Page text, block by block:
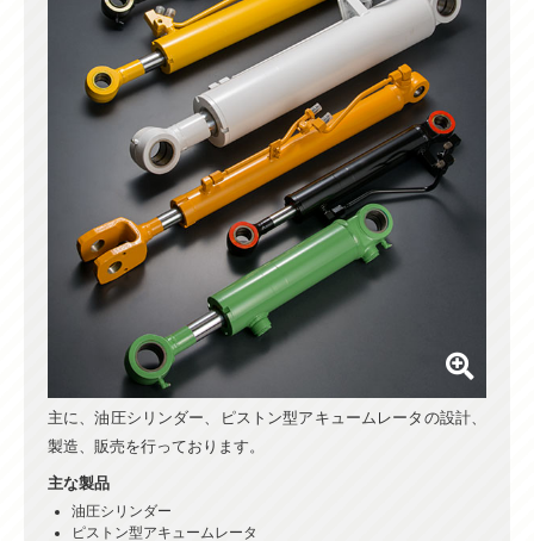
主に、油圧シリンダー、ピストン型アキュームレータの設計、
製造、販売を行っております。
主な製品
油圧シリンダー
ピストン型アキュームレータ